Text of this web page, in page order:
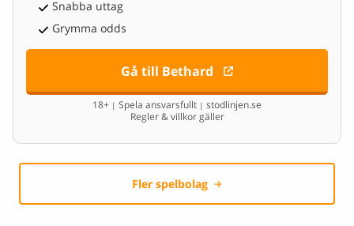
Snabba uttag
Grymma odds
Gå till Bethard
18+ | Spela ansvarsfullt | stodlinjen.se
Regler & villkor gäller
Fler spelbolag